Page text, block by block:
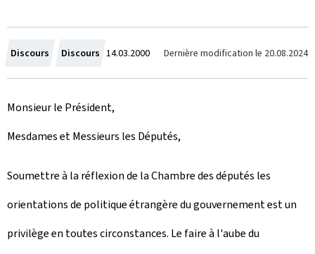
Discours Discours C
r
é
e
14.03.2000 Dernière modification le 20.08.2024
Monsieur le Président,
Mesdames et Messieurs les Députés,
Soumettre à la réflexion de la Chambre des députés les
orientations de politique étrangère du gouvernement est un
privilège en toutes circonstances. Le faire à l'aube du